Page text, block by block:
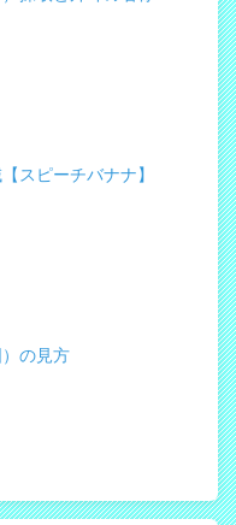
スピーチバナナ】
の見方